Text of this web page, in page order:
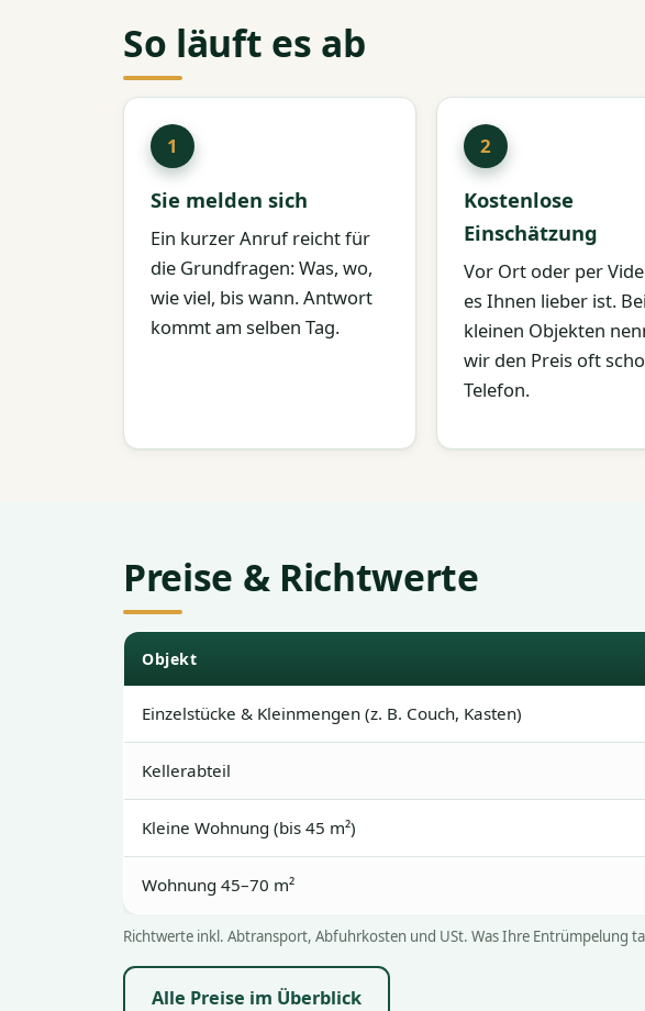
So läuft es ab
Sie melden sich
Ein kurzer Anruf reicht für
die Grundfragen: Was, wo,
wie viel, bis wann. Antwort
kommt am selben Tag.
Kostenlose
Einschätzung
Vor Ort oder per
es Ihnen lieber ist. Bei
kleinen Objekten
wir den Preis oft
Telefon.
Preise & Richtwerte
Objekt
Einzelstücke & Kleinmengen (z. B. Couch, Kasten)
Kellerabteil
Kleine Wohnung (bis 45 m²)
Wohnung 45–70 m²
Richtwerte inkl. Abtransport, Abfuhrkosten und USt. Was Ihre Entrümpelung
Alle Preise im Überblick